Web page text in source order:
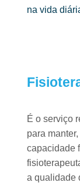
na vida
É o serviço
para
capacidade
a qualidade